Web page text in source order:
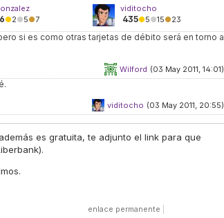
viditocho
435●5●15●23
●2●5●7
si es como otras tarjetas de débito será en torno a
(03 May 2011, 14:01)
Wilford
(03 May 2011, 20:55)
viditocho
es gratuita, te adjunto el link para que
enlace permanente